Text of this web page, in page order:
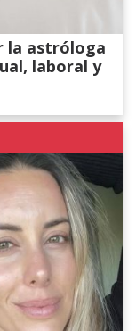
la astróloga
laboral y